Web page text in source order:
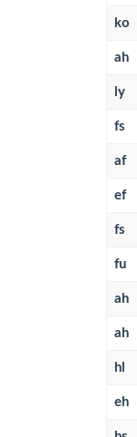
ko
ah
ly
fs
af
ef
fs
fu
ah
ah
hl
eh